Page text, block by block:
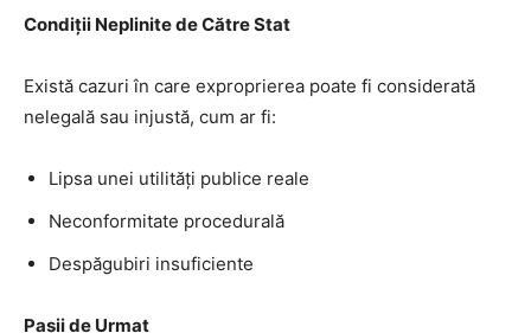
Condiții Neplinite de Către Stat
Există cazuri în care exproprierea poate fi considerată
nelegală sau injustă, cum ar fi:
Lipsa unei utilități publice reale
Neconformitate procedurală
Despăgubiri insuficiente
Pașii de Urmat